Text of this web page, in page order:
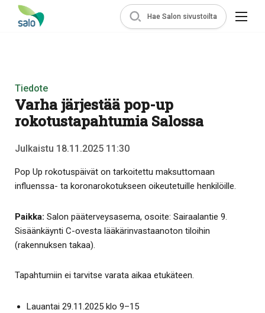
Hae Salon sivustoilta
Tiedote
Varha järjestää pop-up
rokotustapahtumia Salossa
Julkaistu 18.11.2025 11:30
Pop Up rokotuspäivät on tarkoitettu maksuttomaan
influenssa- ta koronarokotukseen oikeutetuille henkilöille.
Paikka: Salon pääterveysasema, osoite: Sairaalantie 9.
Sisäänkäynti C-ovesta lääkärinvastaanoton tiloihin
(rakennuksen takaa).
Tapahtumiin ei tarvitse varata aikaa etukäteen.
Lauantai 29.11.2025 klo 9–15